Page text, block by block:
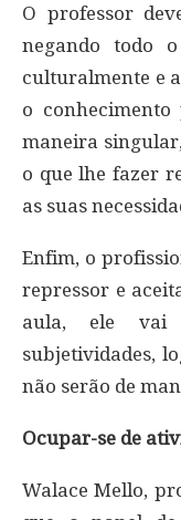
O professor
negando todo
culturalmente e
o
maneira
o que lhe fazer
as suas
Enfim, o
repressor e
aula, ele vai
subjetividades,
não serão de
Ocupar-se de
Walace Mello,